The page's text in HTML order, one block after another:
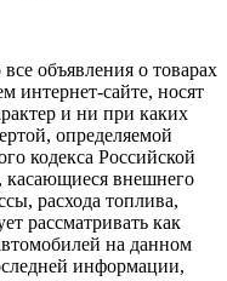
объявления о товарах
интернет-сайте, носят
и ни при каких
определяемой
кодекса Российской
внешнего
расхода топлива,
рассматривать как
на данном
информации,